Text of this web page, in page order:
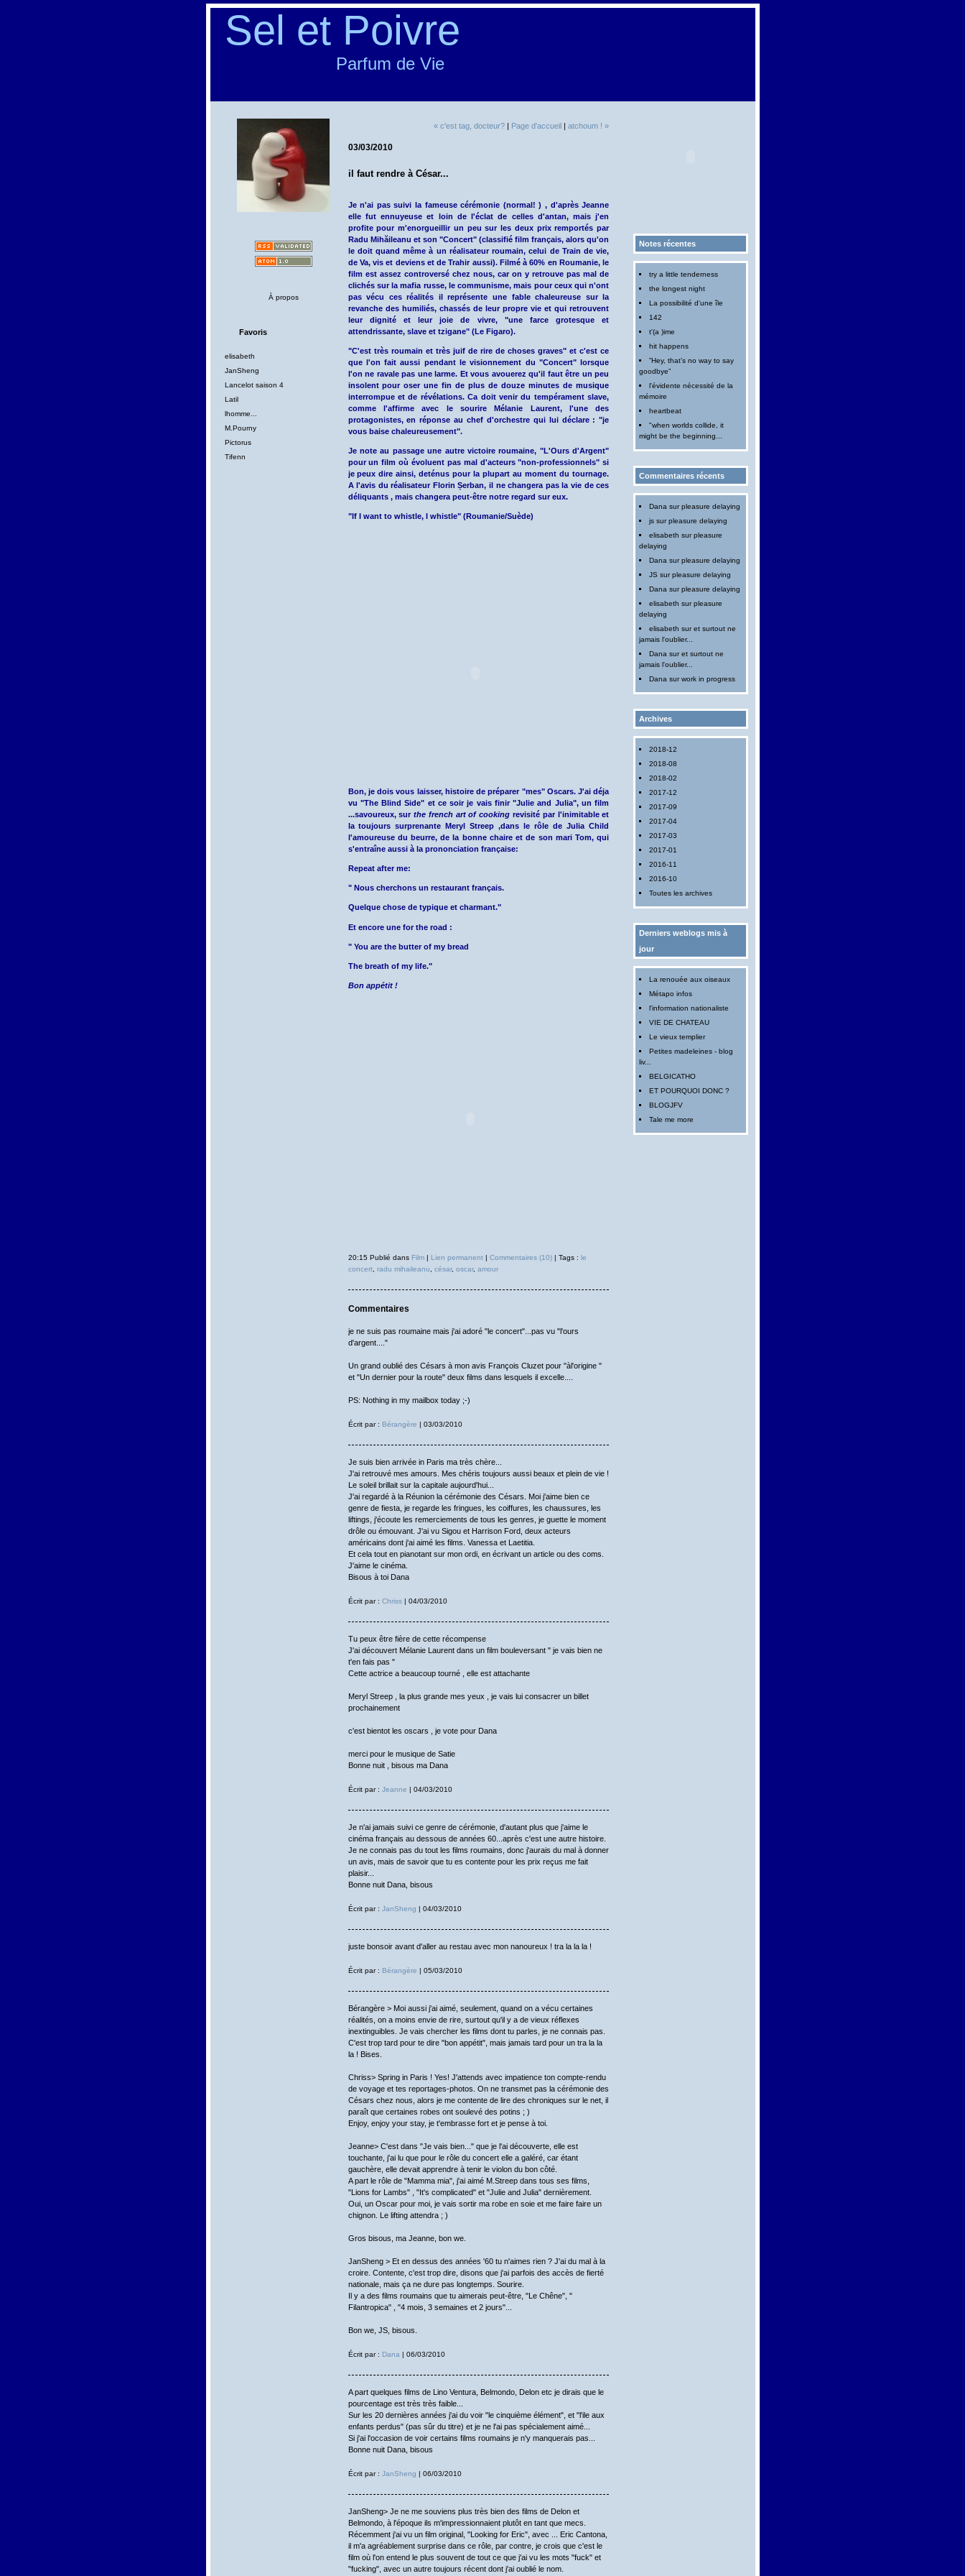
Sel et Poivre
Parfum de Vie
À propos
Favoris
elisabeth
JanSheng
Lancelot saison 4
Latil
lhomme...
M.Pourny
Pictorus
Tifenn
Notes récentes
try a little tenderness
the longest night
La possibilité d'une île
142
t'(a )ime
hit happens
”Hey, that’s no way to say
goodbye”
l'évidente nécessité de la
mémoire
heartbeat
"when worlds collide, it
might be the beginning...
Commentaires récents
Dana surpleasure delaying
jssurpleasure delaying
elisabeth surpleasure
delaying
Dana surpleasure delaying
JS surpleasure delaying
Dana surpleasure delaying
elisabeth surpleasure
delaying
elisabeth suret surtout ne
jamais l'oublier...
Dana suret surtout ne
jamais l'oublier...
Dana surwork in progress
Archives
2018-12
2018-08
2018-02
2017-12
2017-09
2017-04
2017-03
2017-01
2016-11
2016-10
Toutes les archives
Derniers weblogs mis à
jour
La renouée aux oiseaux
Métapo infos
l'information nationaliste
VIE DE CHATEAU
Le vieux templier
Petites madeleines - blog
liv...
BELGICATHO
ET POURQUOI DONC ?
BLOGJFV
Tale me more
« c'est tag, docteur? | Page d'accueil |atchoum ! »
03/03/2010
il faut rendre à César...
Je n'ai pas suivi la fameuse cérémonie (normal! ) , d'après Jeanne
elle fut ennuyeuse et loin de l'éclat de celles d'antan, mais j'en
profite pour m'enorgueillir un peu sur les deux prix remportés par
Radu Mihăileanu et son "Concert" (classifié film français, alors qu'on
le doit quand même à un réalisateur roumain, celui de Train de vie,
de Va, vis et deviens et de Trahir aussi). Filmé à 60% en Roumanie, le
film est assez controversé chez nous, car on y retrouve pas mal de
clichés sur la mafia russe, le communisme, mais pour ceux qui n'ont
pas vécu ces réalités il représente une fable chaleureuse sur la
revanche des humiliés, chassés de leur propre vie et qui retrouvent
leur dignité et leur joie de vivre, "une farce grotesque et
attendrissante, slave et tzigane" (Le Figaro).
"C'est très roumain et très juif de rire de choses graves" et c'est ce
que l'on fait aussi pendant le visionnement du "Concert" lorsque
l'on ne ravale pas une larme. Et vous avouerez qu'il faut être un peu
insolent pour oser une fin de plus de douze minutes de musique
interrompue et de révélations. Ca doit venir du tempérament slave,
comme l'affirme avec le sourire Mélanie Laurent, l'une des
protagonistes, en réponse au chef d'orchestre qui lui déclare : "je
vous baise chaleureusement".
Je note au passage une autre victoire roumaine, "L'Ours d'Argent"
pour un film où évoluent pas mal d'acteurs "non-professionnels" si
je peux dire ainsi, deténus pour la plupart au moment du tournage.
A l'avis du réalisateur Florin Șerban, il ne changera pas la vie de ces
déliquants , mais changera peut-être notre regard sur eux.
"If I want to whistle, I whistle" (Roumanie/Suède)
Bon, je dois vous laisser, histoire de préparer "mes" Oscars. J'ai déja
vu "The Blind Side" et ce soir je vais finir "Julie and Julia", un film
...savoureux, surthe french art of cooking revisité par l'inimitable et
la toujours surprenante Meryl Streep ,dans le rôle de Julia Child
l'amoureuse du beurre, de la bonne chaire et de son mari Tom, qui
s'entraîne aussi à la prononciation française:
Repeat after me:
" Nous cherchons un restaurant français.
Quelque chose de typique et charmant."
Et encore une for the road :
" You are the butter of my bread
The breath of my life."
Bon appétit !
20:15 Publié dans Film| Lien permanent| Commentaires (10)| Tags : le
concert, radu mihaileanu, césar, oscar, amour
Commentaires
je ne suis pas roumaine mais j'ai adoré "le concert"...pas vu "l'ours
d'argent...."
Un grand oublié des Césars à mon avis François Cluzet pour "àl'origine "
et "Un dernier pour la route" deux films dans lesquels il excelle....
PS: Nothing in my mailbox today ;-)
Écrit par : Bérangère | 03/03/2010
Je suis bien arrivée in Paris ma très chère...
J'ai retrouvé mes amours. Mes chéris toujours aussi beaux et plein de vie !
Le soleil brillait sur la capitale aujourd'hui...
J'ai regardé à la Réunion la cérémonie des Césars. Moi j'aime bien ce
genre de fiesta, je regarde les fringues, les coiffures, les chaussures, les
liftings, j'écoute les remerciements de tous les genres, je guette le moment
drôle ou émouvant. J'ai vu Sigou et Harrison Ford, deux acteurs
américains dont j'ai aimé les films. Vanessa et Laetitia.
Et cela tout en pianotant sur mon ordi, en écrivant un article ou des coms.
J'aime le cinéma.
Bisous à toi Dana
Écrit par : Chriss| 04/03/2010
Tu peux être fière de cette récompense
J'ai découvert Mélanie Laurent dans un film bouleversant " je vais bien ne
t'en fais pas "
Cette actrice a beaucoup tourné , elle est attachante
Meryl Streep , la plus grande mes yeux , je vais lui consacrer un billet
prochainement
c'est bientot les oscars , je vote pour Dana
merci pour le musique de Satie
Bonne nuit , bisous ma Dana
Écrit par : Jeanne | 04/03/2010
Je n'ai jamais suivi ce genre de cérémonie, d'autant plus que j'aime le
cinéma français au dessous de années 60...après c'est une autre histoire.
Je ne connais pas du tout les films roumains, donc j'aurais du mal à donner
un avis, mais de savoir que tu es contente pour les prix reçus me fait
plaisir...
Bonne nuit Dana, bisous
Écrit par : JanSheng | 04/03/2010
juste bonsoir avant d'aller au restau avec mon nanoureux ! tra la la la !
Écrit par : Bérangère | 05/03/2010
Bérangère > Moi aussi j'ai aimé, seulement, quand on a vécu certaines
réalités, on a moins envie de rire, surtout qu'il y a de vieux réflexes
inextinguibles. Je vais chercher les films dont tu parles, je ne connais pas.
C'est trop tard pour te dire "bon appétit", mais jamais tard pour un tra la la
la ! Bises.
Chriss> Spring in Paris ! Yes! J'attends avec impatience ton compte-rendu
de voyage et tes reportages-photos. On ne transmet pas la cérémonie des
Césars chez nous, alors je me contente de lire des chroniques sur le net, il
paraît que certaines robes ont soulevé des potins ; )
Enjoy, enjoy your stay, je t'embrasse fort et je pense à toi.
Jeanne> C'est dans "Je vais bien..." que je l'ai découverte, elle est
touchante, j'ai lu que pour le rôle du concert elle a galéré, car étant
gauchère, elle devait apprendre à tenir le violon du bon côté.
A part le rôle de "Mamma mia", j'ai aimé M.Streep dans tous ses films,
"Lions for Lambs" , "It's complicated" et "Julie and Julia" dernièrement.
Oui, un Oscar pour moi, je vais sortir ma robe en soie et me faire faire un
chignon. Le lifting attendra ; )
Gros bisous, ma Jeanne, bon we.
JanSheng > Et en dessus des années '60 tu n'aimes rien ? J'ai du mal à la
croire. Contente, c'est trop dire, disons que j'ai parfois des accès de fierté
nationale, mais ça ne dure pas longtemps. Sourire.
Il y a des films roumains que tu aimerais peut-être, "Le Chêne", "
Filantropica" , "4 mois, 3 semaines et 2 jours"...
Bon we, JS, bisous.
Écrit par : Dana | 06/03/2010
A part quelques films de Lino Ventura, Belmondo, Delon etc je dirais que le
pourcentage est très très faible...
Sur les 20 dernières années j'ai du voir "le cinquième élément", et "l'ile aux
enfants perdus" (pas sûr du titre) et je ne l'ai pas spécialement aimé...
Si j'ai l'occasion de voir certains films roumains je n'y manquerais pas...
Bonne nuit Dana, bisous
Écrit par : JanSheng | 06/03/2010
JanSheng> Je ne me souviens plus très bien des films de Delon et
Belmondo, à l'époque ils m'impressionnaient plutôt en tant que mecs.
Récemment j'ai vu un film original, "Looking for Eric", avec ... Eric Cantona,
il m'a agréablement surprise dans ce rôle, par contre, je crois que c'est le
film où l'on entend le plus souvent de tout ce que j'ai vu les mots "fuck" et
"fucking", avec un autre toujours récent dont j'ai oublié le nom.